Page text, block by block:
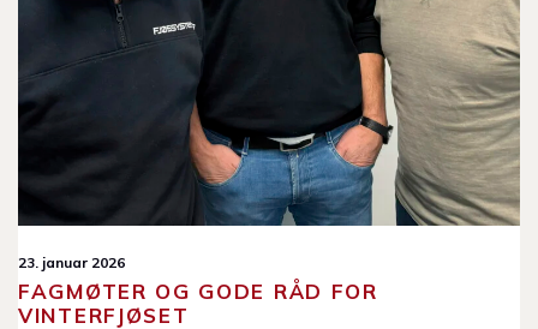
23. januar 2026
FAGMØTER OG GODE RÅD FOR
VINTERFJØSET